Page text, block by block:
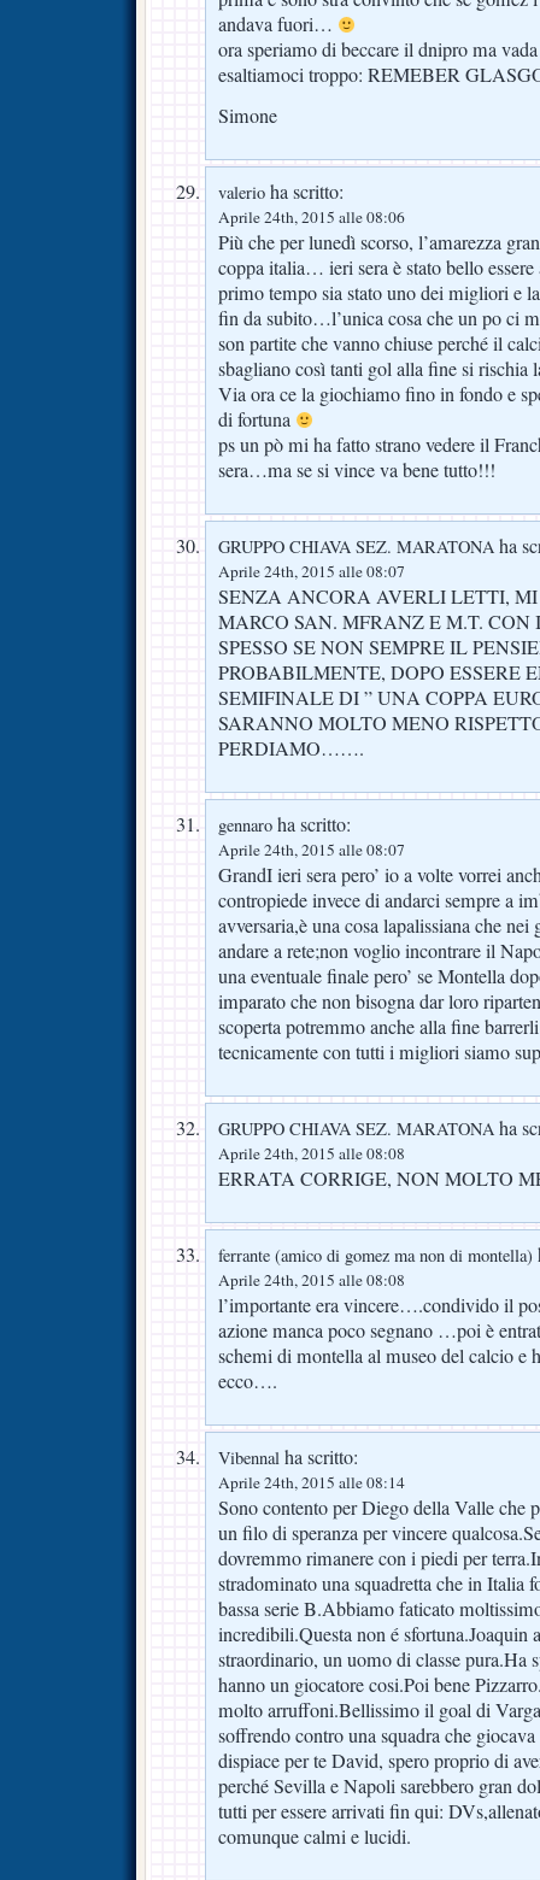
andava fuori…
ora speriamo di beccare il dnipro ma
esaltiamoci troppo: REMEBER
Simone
valerio ha scritto:
Aprile 24th, 2015 alle 08:06
Più che per lunedì scorso, l’amarezza
coppa italia… ieri sera è stato bello
primo tempo sia stato uno dei migliori e
fin da subito…l’unica cosa che un po ci
son partite che vanno chiuse perché il
sbagliano così tanti gol alla fine si
Via ora ce la giochiamo fino in fondo e
di fortuna
ps un pò mi ha fatto strano vedere il
sera…ma se si vince va bene tutto!!!
GRUPPO CHIAVA SEZ. MARATONA ha
Aprile 24th, 2015 alle 08:07
SENZA ANCORA AVERLI LETTI,
MARCO SAN. MFRANZ E M.T.
SPESSO SE NON SEMPRE IL
PROBABILMENTE, DOPO ESSERE
SEMIFINALE DI ” UNA COPPA
SARANNO MOLTO MENO
PERDIAMO…….
gennaro ha scritto:
Aprile 24th, 2015 alle 08:07
GrandI ieri sera pero’ io a volte vorrei
contropiede invece di andarci sempre a
avversaria,è una cosa lapalissiana che nei
andare a rete;non voglio incontrare il
una eventuale finale pero’ se Montella
imparato che non bisogna dar loro
scoperta potremmo anche alla fine
tecnicamente con tutti i migliori siamo
GRUPPO CHIAVA SEZ. MARATONA ha
Aprile 24th, 2015 alle 08:08
ERRATA CORRIGE, NON MOLTO
ferrante (amico di gomez ma non di montella)
Aprile 24th, 2015 alle 08:08
l’importante era vincere….condivido il
azione manca poco segnano …poi è
schemi di montella al museo del calcio
ecco….
Vibennal ha scritto:
Aprile 24th, 2015 alle 08:14
Sono contento per Diego della Valle che
un filo di speranza per vincere
dovremmo rimanere con i piedi per
stradominato una squadretta che in Italia
bassa serie B.Abbiamo faticato
incredibili.Questa non é sfortuna.Joaquin
straordinario, un uomo di classe pura.Ha
hanno un giocatore cosi.Poi bene
molto arruffoni.Bellissimo il goal di
soffrendo contro una squadra che
dispiace per te David, spero proprio di
perché Sevilla e Napoli sarebbero gran
tutti per essere arrivati fin qui:
comunque calmi e lucidi.